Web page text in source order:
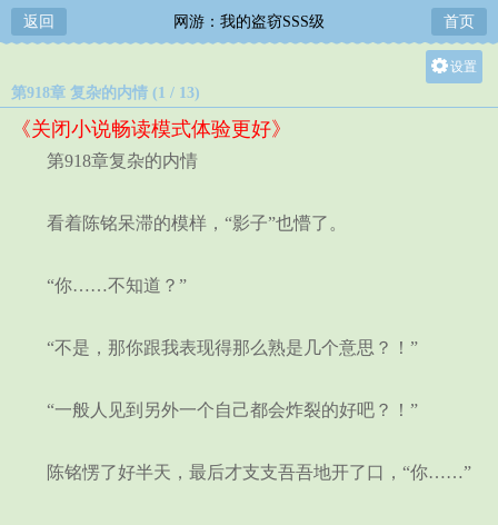
返回 网游：我的盗窃SSS级 首页
设置
第918章 复杂的内情 (1 / 13)
《关闭小说畅读模式体验更好》
第918章复杂的内情
看着陈铭呆滞的模样，“影子”也懵了。
“你……不知道？”
“不是，那你跟我表现得那么熟是几个意思？！”
“一般人见到另外一个自己都会炸裂的好吧？！”
陈铭愣了好半天，最后才支支吾吾地开了口，“你……”